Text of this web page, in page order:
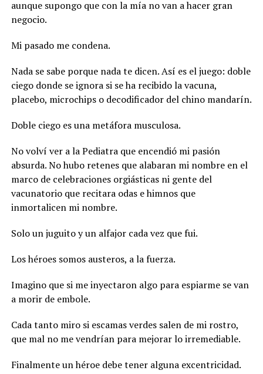
aunque supongo que con la mía no van a hacer gran
negocio.
Mi pasado me condena.
Nada se sabe porque nada te dicen. Así es el juego: doble
ciego donde se ignora si se ha recibido la vacuna,
placebo, microchips o decodificador del chino mandarín.
Doble ciego es una metáfora musculosa.
No volví ver a la Pediatra que encendió mi pasión
absurda. No hubo retenes que alabaran mi nombre en el
marco de celebraciones orgiásticas ni gente del
vacunatorio que recitara odas e himnos que
inmortalicen mi nombre.
Solo un juguito y un alfajor cada vez que fui.
Los héroes somos austeros, a la fuerza.
Imagino que si me inyectaron algo para espiarme se van
a morir de embole.
Cada tanto miro si escamas verdes salen de mi rostro,
que mal no me vendrían para mejorar lo irremediable.
Finalmente un héroe debe tener alguna excentricidad.